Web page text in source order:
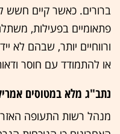
ברורים. כאשר קיים חשש
פתאומיים בפעילות,
ורווחיים יותר, שבהם לא
או להתמודד עם חוסר
נתב"ג מלא במטוסים
מנהל רשות התעופה